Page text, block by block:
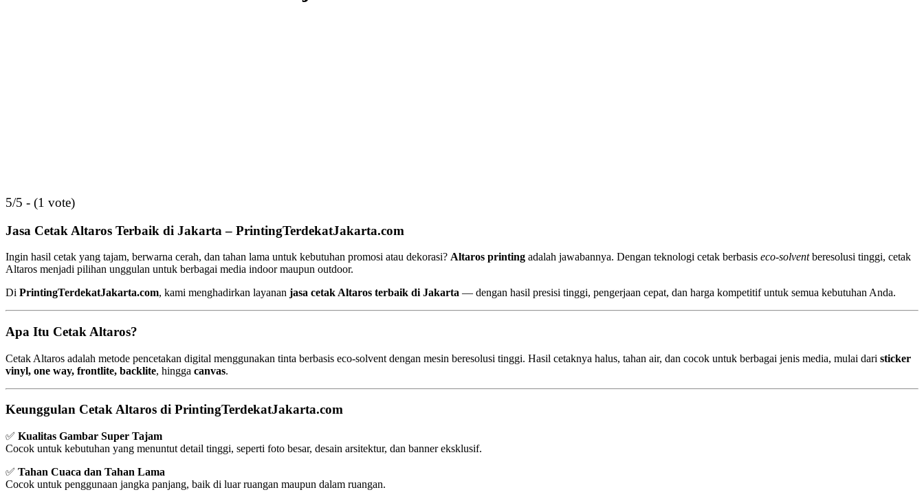
5/5 - (1 vote)
Jasa Cetak Altaros Terbaik di Jakarta – PrintingTerdekatJakarta.com
Ingin hasil cetak yang tajam, berwarna cerah, dan tahan lama untuk kebutuhan promosi atau dekorasi? Altaros printing adalah jawabannya. Dengan teknologi cetak berbasis eco-solventberesolusi tinggi, cetak
Altaros menjadi pilihan unggulan untuk berbagai media indoor maupun outdoor.
Di PrintingTerdekatJakarta.com, kami menghadirkan layanan jasa cetak Altaros terbaik di Jakarta — dengan hasil presisi tinggi, pengerjaan cepat, dan harga kompetitif untuk semua kebutuhan Anda.
Apa Itu Cetak Altaros?
Cetak Altaros adalah metode pencetakan digital menggunakan tinta berbasis eco-solvent dengan mesin beresolusi tinggi. Hasil cetaknya halus, tahan air, dan cocok untuk berbagai jenis media, mulai dari sticker
vinyl, one way, frontlite, backlite, hingga canvas.
Keunggulan Cetak Altaros di PrintingTerdekatJakarta.com
✅ Kualitas Gambar Super Tajam
Cocok untuk kebutuhan yang menuntut detail tinggi, seperti foto besar, desain arsitektur, dan banner eksklusif.
✅ Tahan Cuaca dan Tahan Lama
Cocok untuk penggunaan jangka panjang, baik di luar ruangan maupun dalam ruangan.